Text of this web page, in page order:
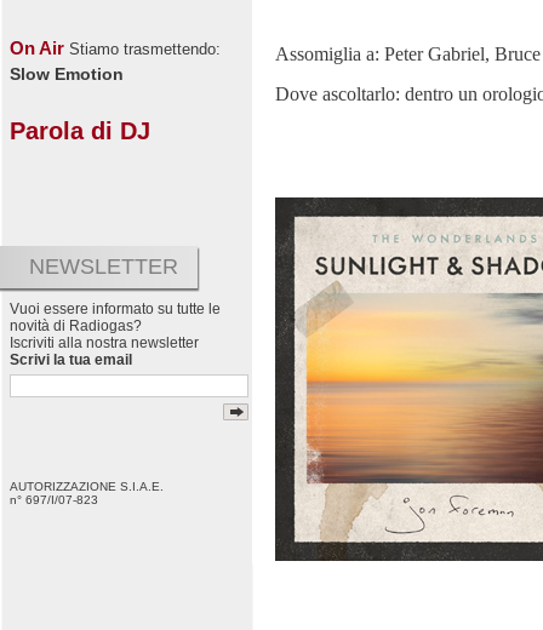
On Air Stiamo trasmettendo:
Slow Emotion
Parola di DJ
NEWSLETTER
Vuoi essere informato su tutte le
novità di Radiogas?
Iscriviti alla nostra newsletter
Scrivi la tua email
AUTORIZZAZIONE S.I.A.E.
n° 697/I/07-823
Assomiglia a: Peter Gabriel,
Dove ascoltarlo: dentro un